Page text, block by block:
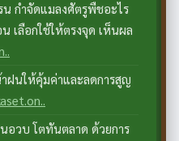
กำจัดแมลงศัตรูพืชอะไร
เลือกใช้ให้ตรงจุด เห็นผล
ฝนให้คุ้มค่าและลดการสูญ
นอวบ โตทันตลาด ด้วยการ